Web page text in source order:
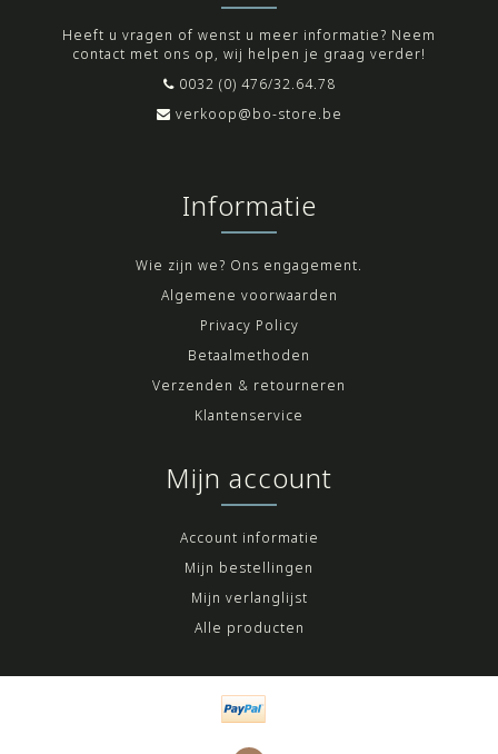
Heeft u vragen of wenst u meer informatie? Neem
contact met ons op, wij helpen je graag verder!
0032 (0) 476/32.64.78
verkoop@bo-store.be
Informatie
Wie zijn we? Ons engagement.
Algemene voorwaarden
Privacy Policy
Betaalmethoden
Verzenden & retourneren
Klantenservice
Mijn account
Account informatie
Mijn bestellingen
Mijn verlanglijst
Alle producten